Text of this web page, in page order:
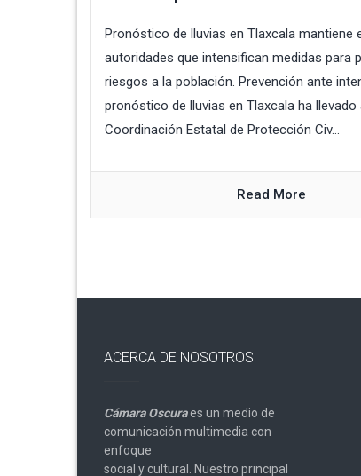
Pronóstico de lluvias en Tlaxcala mantiene
autoridades que intensifican medidas para
riesgos a la población. Prevención ante
pronóstico de lluvias en Tlaxcala ha llevado
Coordinación Estatal de Protección Civ...
Read More
ACERCA DE NOSOTROS
Cámara Oscuraes un medio de
comunicación multimedia con
enfoque
social y cultural. Nuestro principal